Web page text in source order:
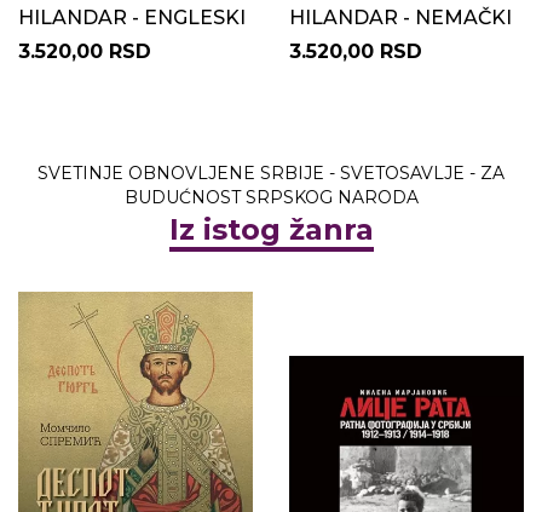
HILANDAR - ENGLESKI
3.520,00 RSD
HILANDAR - NEMAČKI
3.520,00 RSD
SVETINJE OBNOVLJENE SRBIJE - SVETOSAVLJE - ZA
BUDUĆNOST SRPSKOG NARODA
Iz istog žanra